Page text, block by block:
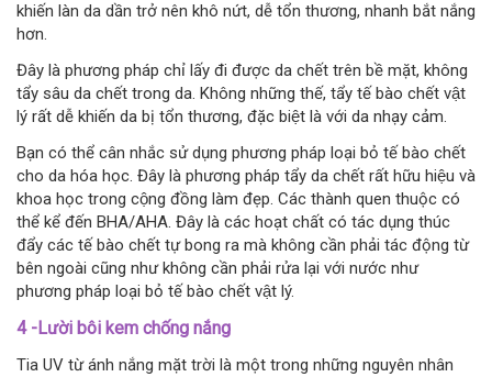
khiến làn da dần trở nên khô nứt, dễ tổn thương, nhanh bắt nắng
hơn.
Đây là phương pháp chỉ lấy đi được da chết trên bề mặt, không
tẩy sâu da chết trong da. Không những thế, tẩy tế bào chết vật
lý rất dễ khiến da bị tổn thương, đặc biệt là với da nhạy cảm.
Bạn có thể cân nhắc sử dụng phương pháp loại bỏ tế bào chết
cho da hóa học. Đây là phương pháp tẩy da chết rất hữu hiệu và
khoa học trong cộng đồng làm đẹp. Các thành quen thuộc có
thể kể đến BHA/AHA. Đây là các hoạt chất có tác dụng thúc
đẩy các tế bào chết tự bong ra mà không cần phải tác động từ
bên ngoài cũng như không cần phải rửa lại với nước như
phương pháp loại bỏ tế bào chết vật lý.
4 -Lười bôi kem chống nắng
Tia UV từ ánh nắng mặt trời là một trong những nguyên nhân